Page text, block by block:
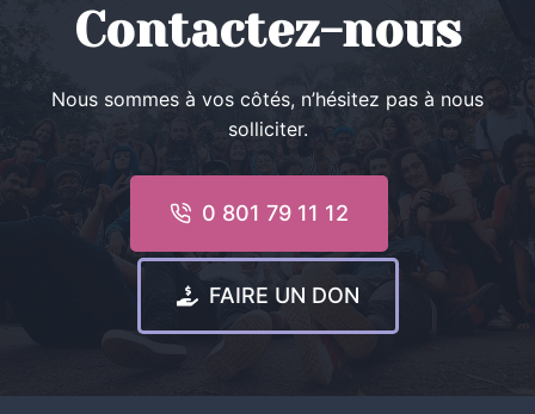
Contactez-nous
Nous sommes à vos côtés, n’hésitez pas à nous
solliciter.
0 801 79 11 12
FAIRE UN DON